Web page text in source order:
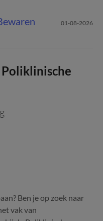
01-08-2026
Ben je op zoek naar
vak van